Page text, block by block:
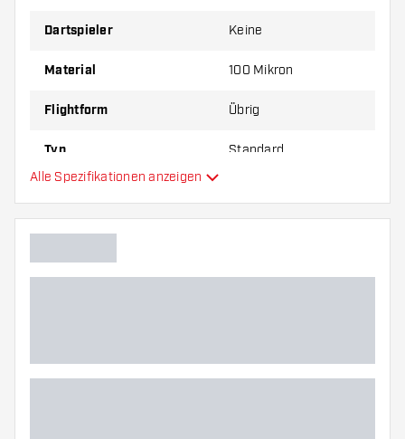
Material oder eine andere Dicke der Flights aus,
um herauszufinden, welche Variante am besten
Dartspieler Keine
Material 100 Mikron
Flightform Übrig
Typ Standard
Hauptfarbe
Alle Spezifikationen anzeigen